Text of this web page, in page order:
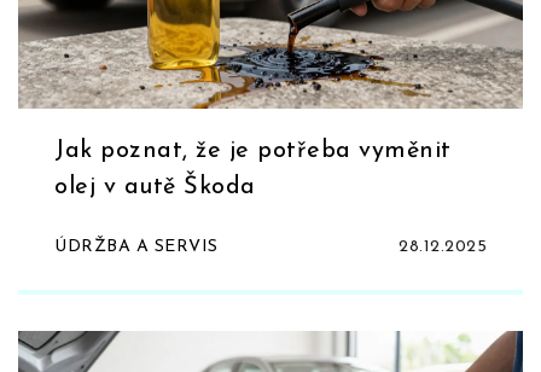
Jak poznat, že je potřeba vyměnit
olej v autě Škoda
ÚDRŽBA A SERVIS 28.12.2025